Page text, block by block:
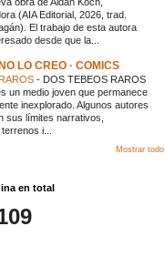
(AIA Editorial, 2026, trad.
El trabajo de esta autora
desde que la...
LO CREO · COMICS
- DOS TEBEOS RAROS
un medio joven que permanece
inexplorado. Algunos autores
sus límites narrativos,
i...
Mostrar todo
en total